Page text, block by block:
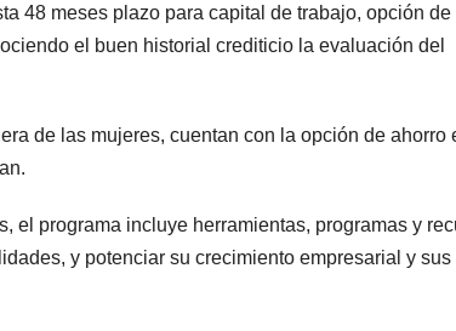
48 meses plazo para capital de trabajo, opción de
el buen historial crediticio la evaluación del
de las mujeres, cuentan con la opción de ahorro
el programa incluye herramientas, programas y
y potenciar su crecimiento empresarial y sus